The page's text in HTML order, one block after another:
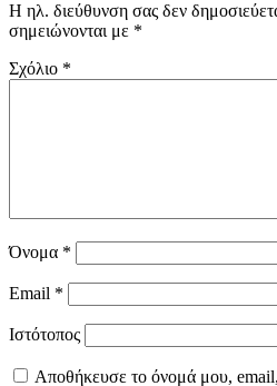
Η ηλ. διεύθυνση σας δεν
σημειώνονται με *
Σχόλιο *
Όνομα *
Email *
Ιστότοπος
Αποθήκευσε το όνομά μου,